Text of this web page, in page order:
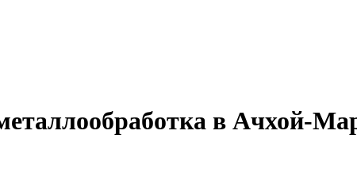
в Ачхой-